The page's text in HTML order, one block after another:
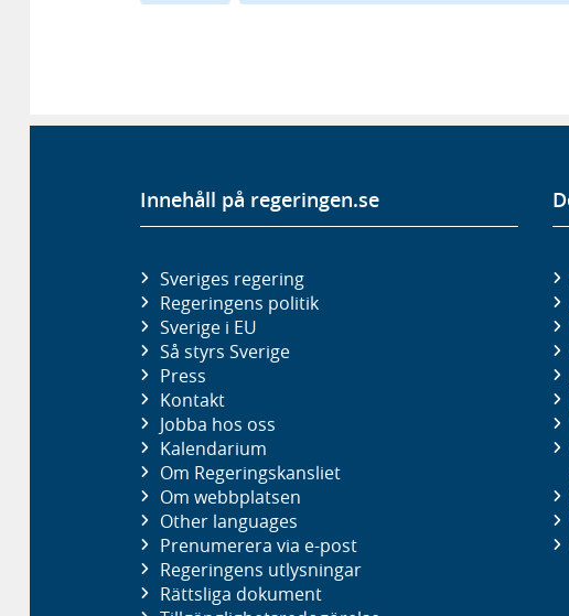
Innehåll på regeringen.se
Sveriges regering
Regeringens politik
Sverige i EU
Så styrs Sverige
Press
Kontakt
Jobba hos oss
Kalendarium
Om Regeringskansliet
Om webbplatsen
Other languages
Prenumerera via e-post
Regeringens utlysningar
Rättsliga dokument